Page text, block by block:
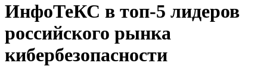
ИнфоТеКС в топ-5 лидеров
российского рынка
кибербезопасности